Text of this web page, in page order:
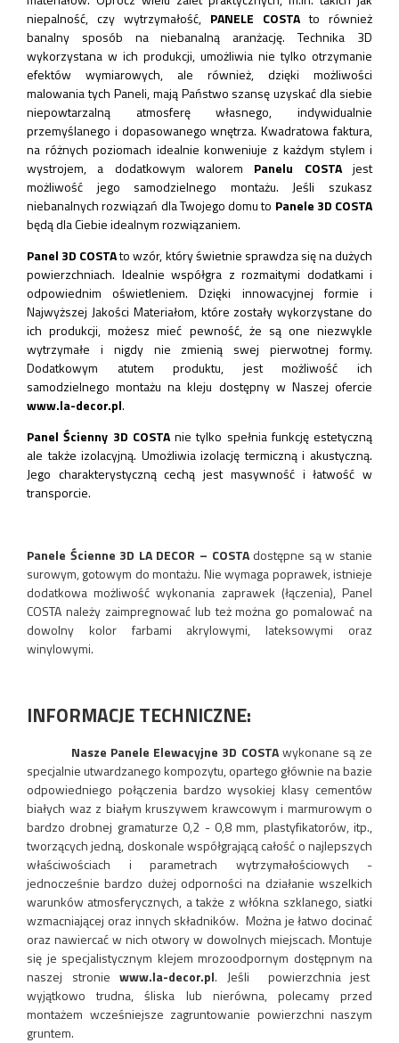
niepalność, czy wytrzymałość, PANELE COSTA to również
banalny sposób na niebanalną aranżację. Technika 3D
wykorzystana w ich produkcji, umożliwia nie tylko otrzymanie
efektów wymiarowych, ale również, dzięki możliwości
malowania tych Paneli, mają Państwo szansę uzyskać dla siebie
niepowtarzalną atmosferę własnego, indywidualnie
przemyślanego i dopasowanego wnętrza. Kwadratowa faktura,
na różnych poziomach idealnie konweniuje z każdym stylem i
wystrojem, a dodatkowym walorem Panelu COSTAjest
możliwość jego samodzielnego montażu. Jeśli szukasz
niebanalnych rozwiązań dla Twojego domu to Panele 3D COSTA
będą dla Ciebie idealnym rozwiązaniem.
Panel 3D COSTAto wzór, który świetnie sprawdza się na dużych
powierzchniach. Idealnie współgra z rozmaitymi dodatkami i
odpowiednim oświetleniem. Dzięki innowacyjnej formie i
Najwyższej Jakości Materiałom, które zostały wykorzystane do
ich produkcji, możesz mieć pewność, że są one niezwykle
wytrzymałe i nigdy nie zmienią swej pierwotnej formy.
Dodatkowym atutem produktu, jest możliwość ich
samodzielnego montażu na kleju dostępny w Naszej ofercie
www.la-decor.pl.
Panel Ścienny 3D COSTAnie tylko spełnia funkcję estetyczną
ale także izolacyjną. Umożliwia izolację termiczną i akustyczną.
Jego charakterystyczną cechą jest masywność i łatwość w
transporcie.
Panele Ścienne 3D LA DECOR – COSTAdostępne są w stanie
surowym, gotowym do montażu. Nie wymaga poprawek, istnieje
dodatkowa możliwość wykonania zaprawek (łączenia), Panel
COSTA należy zaimpregnować lub też można go pomalować na
dowolny kolor farbami akrylowymi, lateksowymi oraz
winylowymi.
INFORMACJE TECHNICZNE:
Nasze Panele Elewacyjne 3D COSTAwykonane są ze
specjalnie utwardzanego kompozytu, opartego głównie na bazie
odpowiedniego połączenia bardzo wysokiej klasy cementów
białych waz z białym kruszywem krawcowym i marmurowym o
bardzo drobnej gramaturze 0,2 - 0,8 mm, plastyfikatorów, itp.,
tworzących jedną, doskonale współgrającą całość o najlepszych
właściwościach i parametrach wytrzymałościowych -
jednocześnie bardzo dużej odporności na działanie wszelkich
warunków atmosferycznych, a także z włókna szklanego, siatki
wzmacniającej oraz innych składników. Można je łatwo docinać
oraz nawiercać w nich otwory w dowolnych miejscach. Montuje
się je specjalistycznym klejem mrozoodpornym dostępnym na
naszej stronie www.la-decor.pl. Jeśli powierzchnia jest
wyjątkowo trudna, śliska lub nierówna, polecamy przed
montażem wcześniejsze zagruntowanie powierzchni naszym
gruntem.